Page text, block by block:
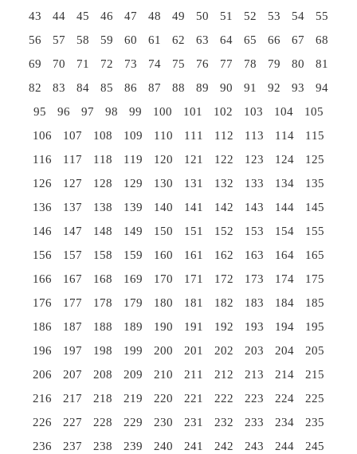
43
44 45 46 47 48 49 50 51 52 53 54
55
56
57 58 59 60 61 62 63 64 65 66 67
68
69
70 71 72 73 74 75 76 77 78 79 80
81
82
83 84 85 86 87 88 89 90 91 92 93
94
95
96 97 98 99 100 101 102 103 104
105
106
107 108 109 110 111 112 113 114
115
116
117 118 119 120 121 122 123 124
125
126
127 128 129 130 131 132 133 134
135
136
137 138 139 140 141 142 143 144
145
146
147 148 149 150 151 152 153 154
155
156
157 158 159 160 161 162 163 164
165
166
167 168 169 170 171 172 173 174
175
176
177 178 179 180 181 182 183 184
185
186
187 188 189 190 191 192 193 194
195
196
197 198 199 200 201 202 203 204
205
206
207 208 209 210 211 212 213 214
215
216
217 218 219 220 221 222 223 224
225
226
227 228 229 230 231 232 233 234
235
236
237 238 239 240 241 242 243 244
245